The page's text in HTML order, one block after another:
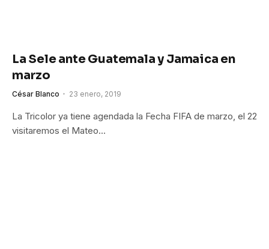
La Sele ante Guatemala y Jamaica en
marzo
César Blanco 23 enero, 2019
La Tricolor ya tiene agendada la Fecha FIFA de marzo, el 22
visitaremos el Mateo…